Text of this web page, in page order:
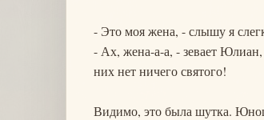
- Это моя жена, - слышу я
- Ах, жена-а-а, - зевает
них нет ничего святого!
Видимо, это была шутка.